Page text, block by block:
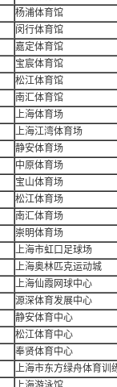
杨浦体育馆
闵行体育馆
嘉定体育馆
宝宸体育馆
松江体育馆
南汇体育馆
上海体育场
上海江湾体育场
静安体育场
中原体育场
宝山体育场
松江体育场
南汇体育场
崇明体育场
上海市虹口足球场
上海奥林匹克运动城
上海仙霞网球中心
源深体育发展中心
静安体育中心
松江体育中心
奉贤体育中心
上海市东方绿舟体育训